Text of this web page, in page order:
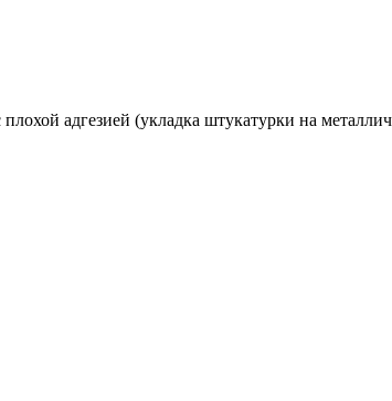
адгезией (укладка штукатурки на